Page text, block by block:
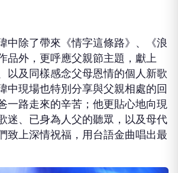
中除了帶來《情字這條路》、《浪
品外，更呼應父親節主題 ，獻上
以及同樣感念父母恩情的個人新歌
中現場也特別分享與父親相處的回
一路走來的辛苦；他更貼心地向現
迷、已身為人父的聽眾，以及母代
致上深情祝福，用台語金曲唱出最